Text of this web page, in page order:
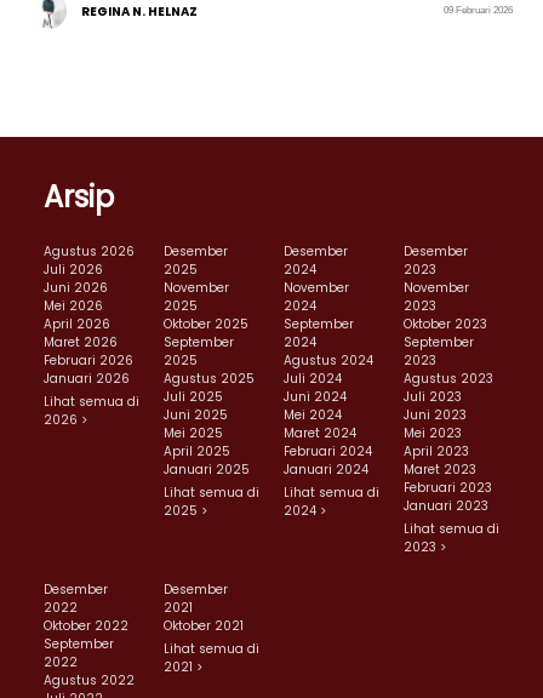
REGINA N. HELNAZ 09 Februari 2026
Arsip
Agustus 2026
Juli 2026
Juni 2026
Mei 2026
April 2026
Maret 2026
Februari 2026
Januari 2026
Lihat semua di
2026 >
Desember
2025
November
2025
Oktober 2025
September
2025
Agustus 2025
Juli 2025
Juni 2025
Mei 2025
April 2025
Januari 2025
Lihat semua di
2025 >
Desember
2024
November
2024
September
2024
Agustus 2024
Juli 2024
Juni 2024
Mei 2024
Maret 2024
Februari 2024
Januari 2024
Lihat semua di
2024 >
Desember
2023
November
2023
Oktober 2023
September
2023
Agustus 2023
Juli 2023
Juni 2023
Mei 2023
April 2023
Maret 2023
Februari 2023
Januari 2023
Lihat semua di
2023 >
Desember
2022
Oktober 2022
September
2022
Agustus 2022
Desember
2021
Oktober 2021
Lihat semua di
2021 >